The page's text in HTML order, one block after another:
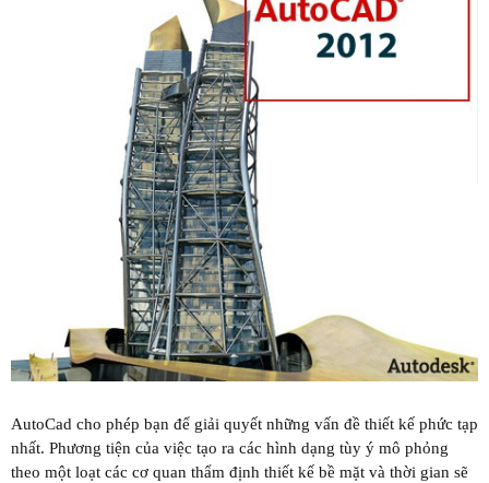
AutoCad cho phép bạn để giải quyết những vấn đề thiết kế phức tạp
nhất. Phương tiện của việc tạo ra các hình dạng tùy ý mô phỏng
theo một loạt các cơ quan thẩm định thiết kế bề mặt và thời gian sẽ